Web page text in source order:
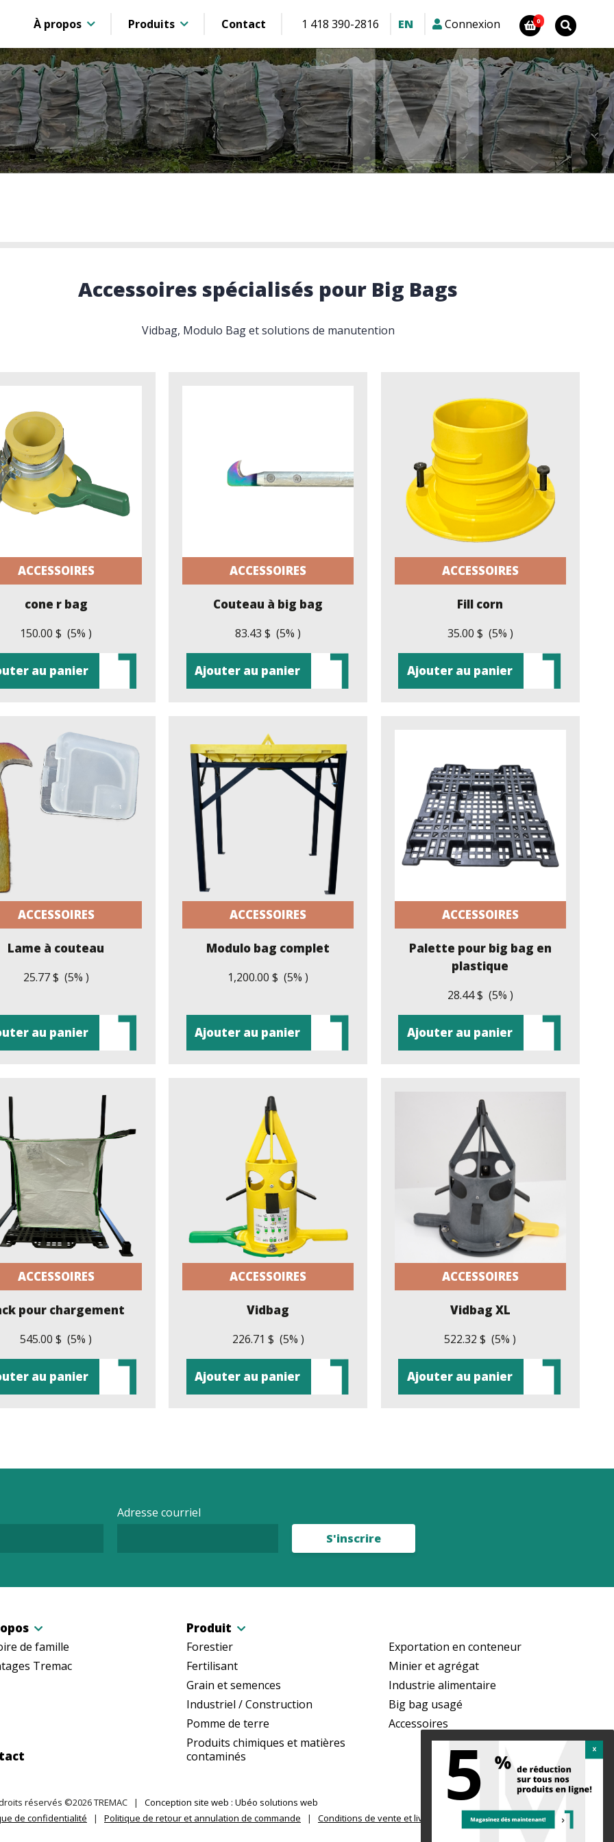
1 418 390-2816 EN Connexion
À propos Produits Contact
Accessoires spécialisés pour Big Bags
Vidbag, Modulo Bag et solutions de manutention
ACCESSOIRES
cone r bag
150.00 $ (5% )
au panier
ACCESSOIRES
Couteau à big bag
83.43 $ (5% )
Ajouter au panier
ACCESSOIRES
Fill corn
35.00 $ (5% )
Ajouter au panier
ACCESSOIRES
Lame à couteau
25.77 $ (5% )
au panier
ACCESSOIRES
Modulo bag complet
1,200.00 $ (5% )
Ajouter au panier
ACCESSOIRES
Palette pour big bag en
plastique
28.44 $ (5% )
Ajouter au panier
ACCESSOIRES
pour chargement
545.00 $ (5% )
au panier
ACCESSOIRES
Vidbag
226.71 $ (5% )
Ajouter au panier
ACCESSOIRES
Vidbag XL
522.32 $ (5% )
Ajouter au panier
Adresse courriel
S'inscrire
de famille
Tremac
Produit
Forestier
Fertilisant
Grain et semences
Industriel / Construction
Pomme de terre
Produits chimiques et matières
contaminés
Exportation en conteneur
Minier et agrégat
Industrie alimentaire
Big bag usagé
Accessoires
réservés ©2026 TREMAC |
Conception site web : Ubéo solutions web
de confidentialité
| Politique de retour et annulation de commande | Conditions de vente et livraison5